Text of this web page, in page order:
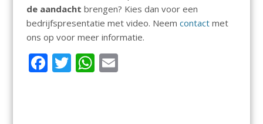
de aandacht brengen? Kies dan voor een
bedrijfspresentatie met video. Neem contactmet
ons op voor meer informatie.
F T W E